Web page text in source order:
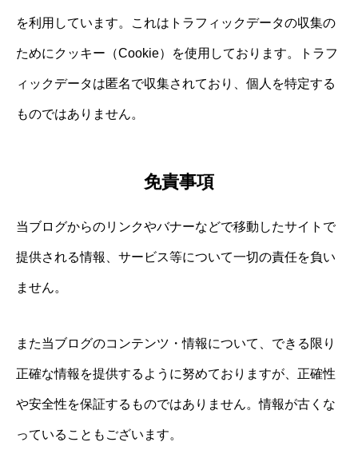
を利用しています。これはトラフィックデータの収集の
ためにクッキー（Cookie）を使用しております。トラフ
ィックデータは匿名で収集されており、個人を特定する
ものではありません。
免責事項
当ブログからのリンクやバナーなどで移動したサイトで
提供される情報、サービス等について一切の責任を負い
ません。
また当ブログのコンテンツ・情報について、できる限り
正確な情報を提供するように努めておりますが、正確性
や安全性を保証するものではありません。情報が古くな
っていることもございます。